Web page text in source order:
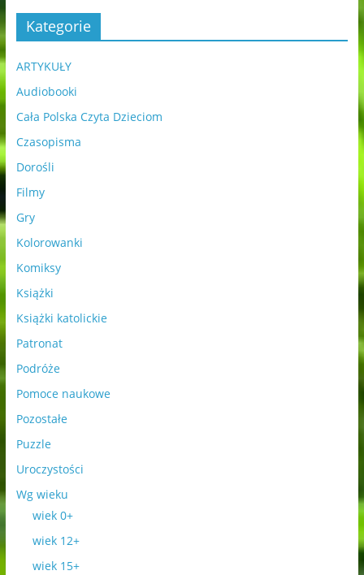
Kategorie
ARTYKUŁY
Audiobooki
Cała Polska Czyta Dzieciom
Czasopisma
Dorośli
Filmy
Gry
Kolorowanki
Komiksy
Książki
Książki katolickie
Patronat
Podróże
Pomoce naukowe
Pozostałe
Puzzle
Uroczystości
Wg wieku
wiek 0+
wiek 12+
wiek 15+